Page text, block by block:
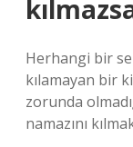
Herhangi bir
kılamayan bir
zorunda
namazını